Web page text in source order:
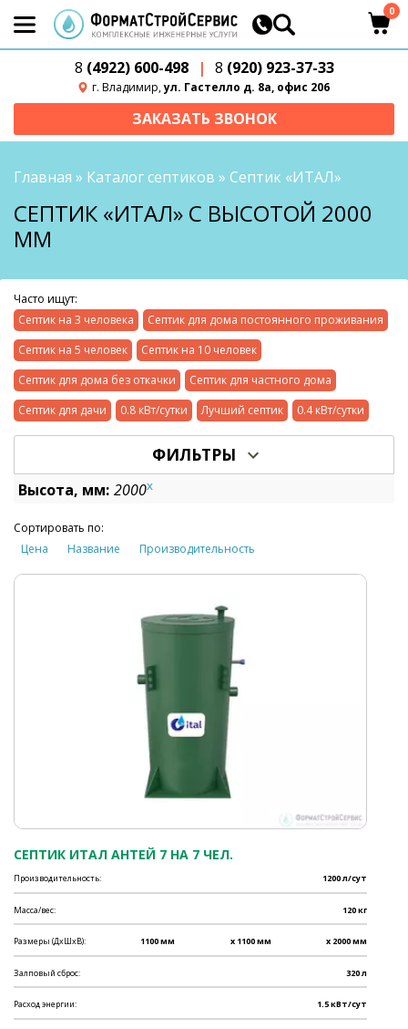
8 (4922) 600-498 | 8 (920) 923-37-33
г. Владимир,ул. Гастелло д. 8а, офис 206
0
ЗАКАЗАТЬ ЗВОНОК
Главная » Каталог септиков » Септик «ИТАЛ»
СЕПТИК «ИТАЛ» С ВЫСОТОЙ 2000
ММ
Часто ищут:
Септик на 3 человека
Септик для дома постоянного проживания
Септик на 5 человек
Септик на 10 человек
Септик для дома без откачки
Септик для частного дома
Септик для дачи
0.8 кВт/сутки Лучший септик 0.4 кВт/сутки
ФИЛЬТРЫ
Высота, мм: 2000x
Сортировать по:
Цена
Название Производительность
СЕПТИК ИТАЛ АНТЕЙ 7 НА 7 ЧЕЛ.
Производительность: 1200 л/сут
Масса/вес: 120 кг
Размеры (ДхШхВ): 1100 мм x 1100 мм x 2000 мм
Залповый сброс: 320 л
Расход энергии: 1.5 кВт/сут